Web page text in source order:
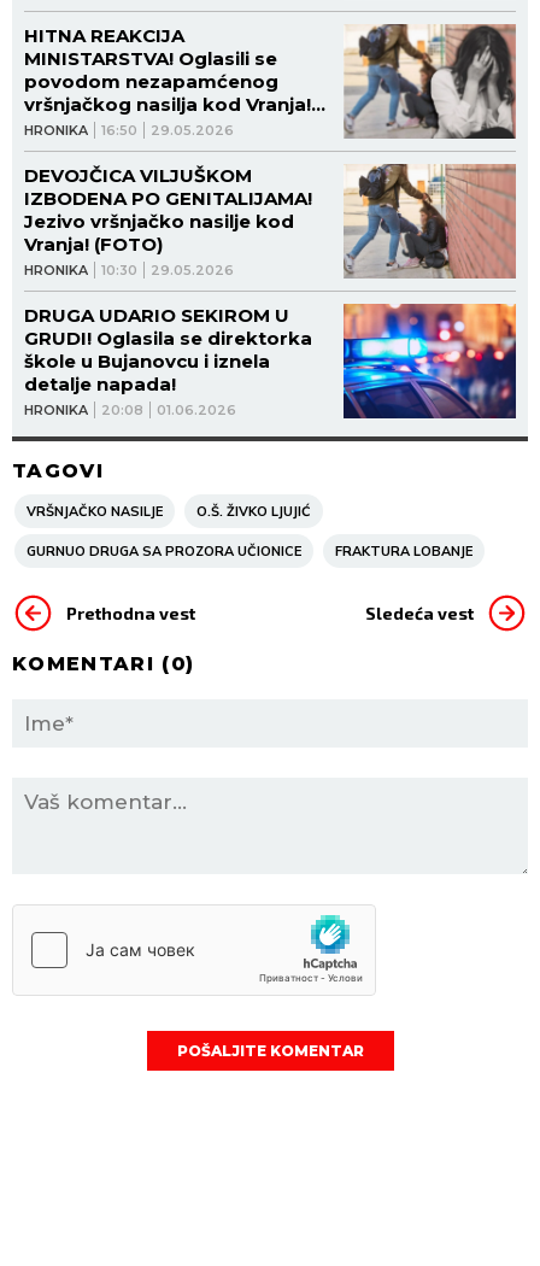
HRONIKA 16:50 29.05.2026
HITNA REAKCIJA
MINISTARSTVA! Oglasili se
povodom nezapamćenog
vršnjačkog nasilja kod Vranja!
(FOTO)
HRONIKA 10:30 29.05.2026
DEVOJČICA VILJUŠKOM
IZBODENA PO GENITALIJAMA!
Jezivo vršnjačko nasilje kod
Vranja! (FOTO)
HRONIKA 20:08 01.06.2026
DRUGA UDARIO SEKIROM U
GRUDI! Oglasila se direktorka
škole u Bujanovcu i iznela
detalje napada!
TAGOVI
VRŠNJAČKO NASILJE O.Š. ŽIVKO LJUJIĆ
GURNUO DRUGA SA PROZORA UČIONICE FRAKTURA LOBANJE
Prethodna vest Sledeća vest
KOMENTARI (0)
POŠALJITE KOMENTAR